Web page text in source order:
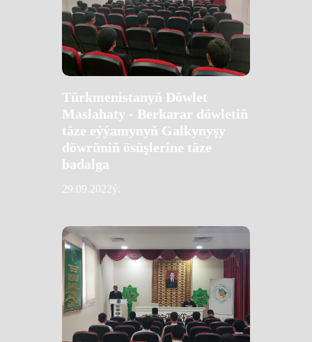
Türkmenistanyň Döwlet
Maslahaty - Berkarar döwletiň
täze eýýamynyň Galkynyşy
döwrüniň ösüşlerine täze
badalga
29.09.2022ý.